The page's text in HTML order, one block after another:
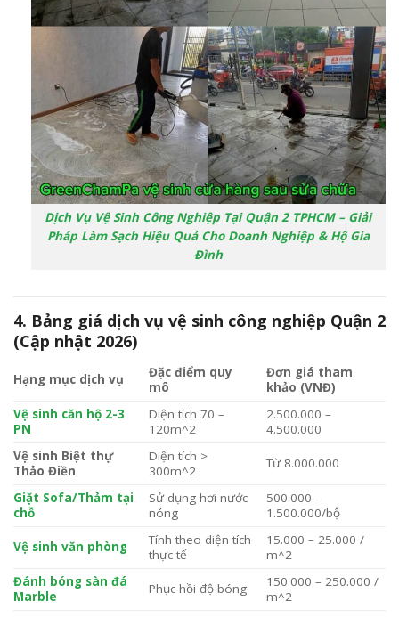
Dịch Vụ Vệ Sinh Công Nghiệp Tại Quận 2 TPHCM – Giải
Pháp Làm Sạch Hiệu Quả Cho Doanh Nghiệp & Hộ Gia
Đình
4. Bảng giá dịch vụ vệ sinh công nghiệp Quận 2
(Cập nhật 2026)
Hạng mục dịch vụ
Đặc điểm quy
mô
Đơn giá tham
khảo (VNĐ)
Vệ sinh căn hộ 2-3
PN
Diện tích 70 –
120m^2
2.500.000 –
4.500.000
Vệ sinh Biệt thự
Thảo Điền
Diện tích >
300m^2
Từ 8.000.000
Giặt Sofa/Thảm tại
chỗ
Sử dụng hơi nước
nóng
500.000 –
1.500.000/bộ
Vệ sinh văn phòng
Tính theo diện tích
thực tế
15.000 – 25.000 /
m^2
Đánh bóng sàn đá
Marble
Phục hồi độ bóng
150.000 – 250.000 /
m^2